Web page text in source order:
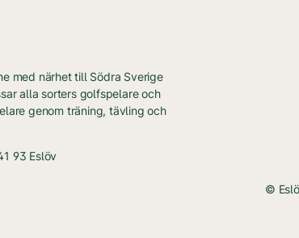
med närhet till Södra Sverige
alla sorters golfspelare och
genom träning, tävling och
93 Eslöv
©